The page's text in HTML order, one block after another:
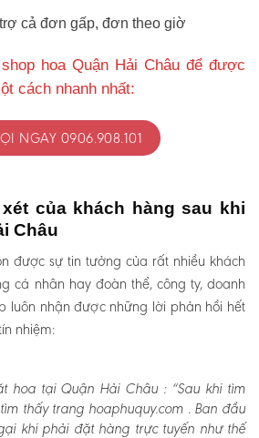
cả đơn gấp, đơn theo giờ
hoa Quận Hải Châu để được
cách nhanh nhất:
NGAY 0906.908.101
của khách hàng sau khi
Châu
được sự tin tưởng của rất nhiều khách
cá nhân hay đoàn thể, công ty, doanh
luôn nhận được những lời phản hồi hết
nhiệm:
hoa tại Quận Hải Châu :“Sau khi tìm
thấy trang hoaphuquy.com . Ban đầu
khi phải đặt hàng trực tuyến như thế